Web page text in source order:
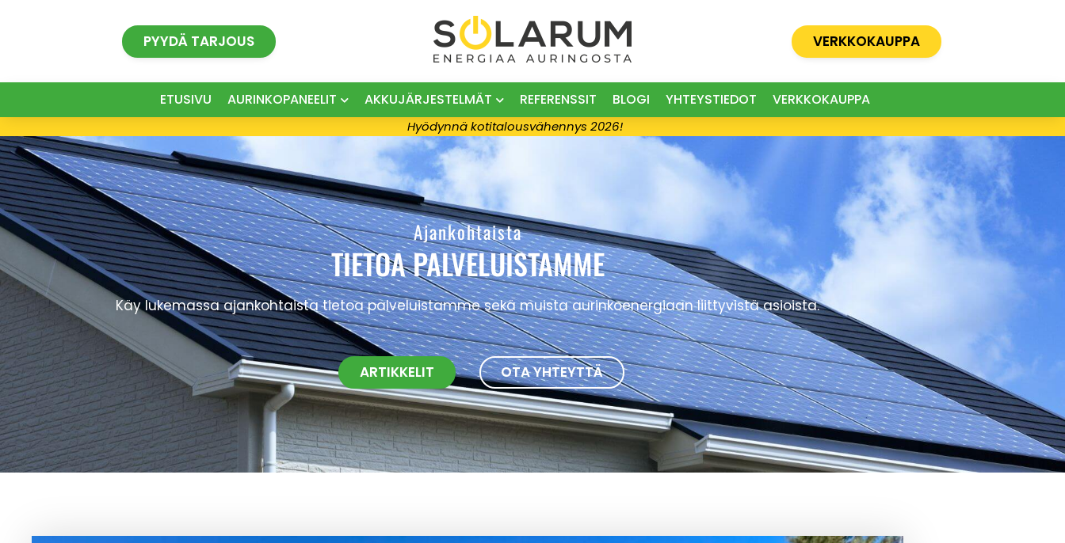
PYYDÄ TARJOUS VERKKOKAUPPA
ETUSIVU AURINKOPANEELIT AKKUJÄRJESTELMÄT REFERENSSIT BLOGI YHTEYSTIEDOT VERKKOKAUPPA
Hyödynnä kotitalousvähennys 2026!
Ajankohtaista
TIETOA PALVELUISTAMME
Käy lukemassa ajankohtaista tietoa palveluistamme sekä muista aurinkoenergiaan liittyvistä asioista.
ARTIKKELIT OTA YHTEYTTÄ